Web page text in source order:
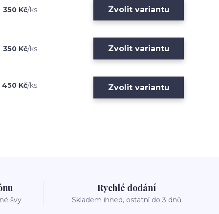
350 Kč/ks Zvolit variantu
350 Kč/ks Zvolit variantu
450 Kč/ks Zvolit variantu
švy
Rychlé dodání
Skladem ihned, ostatní do 3 dnů